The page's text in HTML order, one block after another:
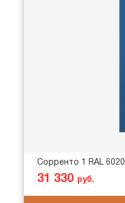
Сорренто 1 RAL 6020
31 330 руб.